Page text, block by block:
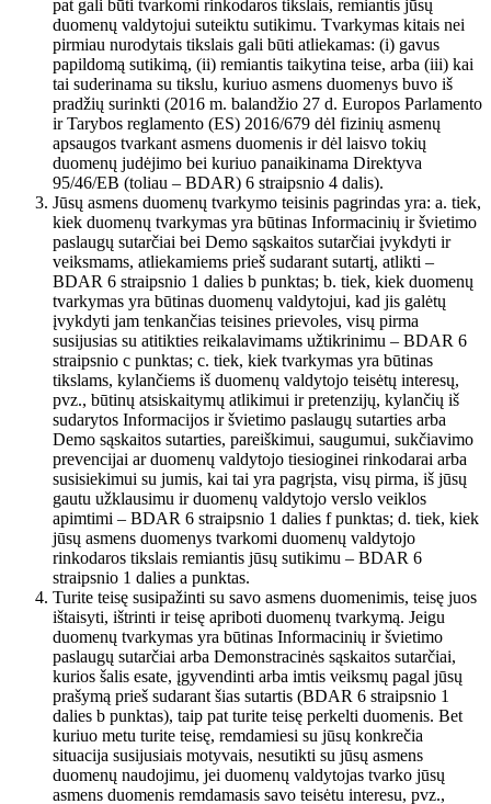
pat gali būti tvarkomi rinkodaros tikslais, remiantis jūsų
duomenų valdytojui suteiktu sutikimu. Tvarkymas kitais nei
pirmiau nurodytais tikslais gali būti atliekamas: (i) gavus
papildomą sutikimą, (ii) remiantis taikytina teise, arba (iii) kai
tai suderinama su tikslu, kuriuo asmens duomenys buvo iš
pradžių surinkti (2016 m. balandžio 27 d. Europos Parlamento
ir Tarybos reglamento (ES) 2016/679 dėl fizinių asmenų
apsaugos tvarkant asmens duomenis ir dėl laisvo tokių
duomenų judėjimo bei kuriuo panaikinama Direktyva
95/46/EB (toliau – BDAR) 6 straipsnio 4 dalis).
Jūsų asmens duomenų tvarkymo teisinis pagrindas yra: a. tiek,
kiek duomenų tvarkymas yra būtinas Informacinių ir švietimo
paslaugų sutarčiai bei Demo sąskaitos sutarčiai įvykdyti ir
veiksmams, atliekamiems prieš sudarant sutartį, atlikti –
BDAR 6 straipsnio 1 dalies b punktas; b. tiek, kiek duomenų
tvarkymas yra būtinas duomenų valdytojui, kad jis galėtų
įvykdyti jam tenkančias teisines prievoles, visų pirma
susijusias su atitikties reikalavimams užtikrinimu – BDAR 6
straipsnio c punktas; c. tiek, kiek tvarkymas yra būtinas
tikslams, kylančiems iš duomenų valdytojo teisėtų interesų,
pvz., būtinų atsiskaitymų atlikimui ir pretenzijų, kylančių iš
sudarytos Informacijos ir švietimo paslaugų sutarties arba
Demo sąskaitos sutarties, pareiškimui, saugumui, sukčiavimo
prevencijai ar duomenų valdytojo tiesioginei rinkodarai arba
susisiekimui su jumis, kai tai yra pagrįsta, visų pirma, iš jūsų
gautu užklausimu ir duomenų valdytojo verslo veiklos
apimtimi – BDAR 6 straipsnio 1 dalies f punktas; d. tiek, kiek
jūsų asmens duomenys tvarkomi duomenų valdytojo
rinkodaros tikslais remiantis jūsų sutikimu – BDAR 6
straipsnio 1 dalies a punktas.
Turite teisę susipažinti su savo asmens duomenimis, teisę juos
ištaisyti, ištrinti ir teisę apriboti duomenų tvarkymą. Jeigu
duomenų tvarkymas yra būtinas Informacinių ir švietimo
paslaugų sutarčiai arba Demonstracinės sąskaitos sutarčiai,
kurios šalis esate, įgyvendinti arba imtis veiksmų pagal jūsų
prašymą prieš sudarant šias sutartis (BDAR 6 straipsnio 1
dalies b punktas), taip pat turite teisę perkelti duomenis. Bet
kuriuo metu turite teisę, remdamiesi su jūsų konkrečia
situacija susijusiais motyvais, nesutikti su jūsų asmens
duomenų naudojimu, jei duomenų valdytojas tvarko jūsų
asmens duomenis remdamasis savo teisėtu interesu, pvz.,